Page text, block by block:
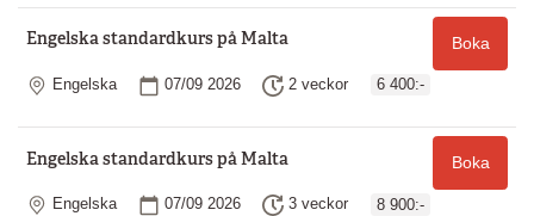
Engelska standardkurs på Malta Boka
Plats
Engelska Startdatum
07/09 2026 Längd
2 veckor 6 400:-
Engelska standardkurs på Malta Boka
Plats
Engelska Startdatum
07/09 2026 Längd
3 veckor 8 900:-